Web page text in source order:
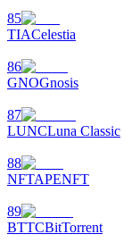
85
TIACelestia
86
GNOGnosis
87
LUNCLuna Classic
88
NFTAPENFT
89
BTTCBitTorrent